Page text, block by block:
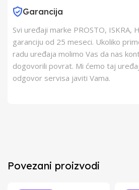
Garancija
Svi uređaji marke PROSTO, ISKRA,
garanciju od 25 meseci. Ukoliko
radu uređaja molimo Vas da nas
dogovorili povrat. Mi ćemo taj
odgovor servisa javiti Vama.
Povezani proizvodi